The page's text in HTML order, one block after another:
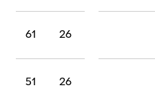
26
61
26
51